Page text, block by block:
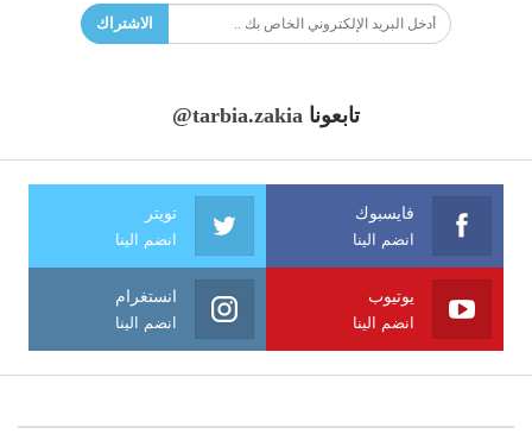
الاشتراك
تابعونا @tarbia.zakia
فايسبوك
انضم الينا
تويتر
انضم الينا
يوتيوب
انضم الينا
انستغرام
انضم الينا